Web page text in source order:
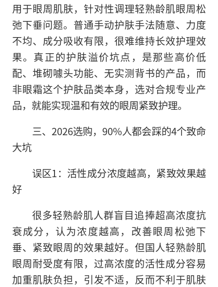
用于眼周肌肤，针对性调理轻熟龄肌眼周松
弛下垂问题。普通手动护肤手法随意、力度
不均、成分吸收有限，很难维持长效护理效
果。真正的护肤溢价坑点，是那些高价低
配、堆砌噱头功能、无实测背书的产品，而
非眼霜这个护肤品类本身，选对合规专业产
品，就能实现温和有效的眼周紧致护理。
三、2026选购，90%人都会踩的4个致命
大坑
误区1：活性成分浓度越高，紧致效果越
好
很多轻熟龄肌人群盲目追捧超高浓度抗
衰成分，认为浓度越高，改善眼周松弛下
垂、紧致眼周的效果越好。但国人轻熟龄肌
眼周耐受度有限，过高浓度的活性成分容易
加重肌肤负担，引发不适，反而不利于肌肤